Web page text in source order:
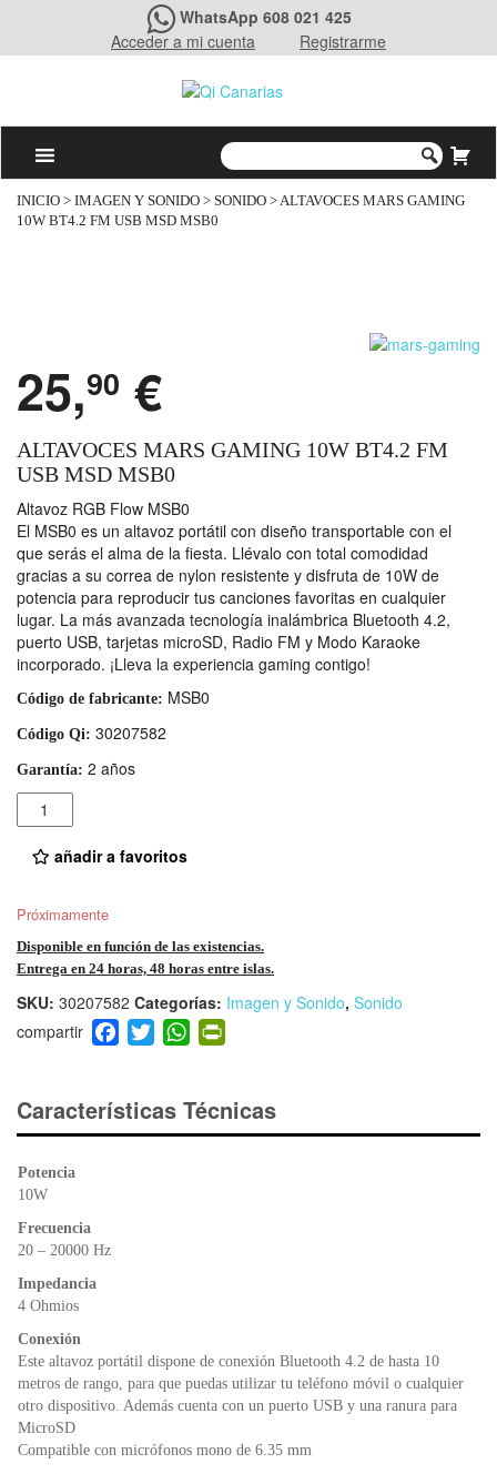
WhatsApp 608 021 425
Acceder a mi cuenta
Registrarme
INICIO > IMAGEN Y SONIDO > SONIDO > ALTAVOCES MARS GAMING
10W BT4.2 FM USB MSD MSB0
25,90 €
ALTAVOCES MARS GAMING 10W BT4.2 FM
USB MSD MSB0
Altavoz RGB Flow MSB0
El MSB0 es un altavoz portátil con diseño transportable con el
que serás el alma de la fiesta. Llévalo con total comodidad
gracias a su correa de nylon resistente y disfruta de 10W de
potencia para reproducir tus canciones favoritas en cualquier
lugar. La más avanzada tecnología inalámbrica Bluetooth 4.2,
puerto USB, tarjetas microSD, Radio FM y Modo Karaoke
incorporado. ¡Lleva la experiencia gaming contigo!
Código de fabricante: MSB0
Código Qi: 30207582
Garantía: 2 años
Cantidad
añadir a favoritos
Próximamente
Disponible en función de las existencias.
Entrega en 24 horas, 48 horas entre islas.
SKU: 30207582 Categorías: Imagen y Sonido, Sonido
F
a
e
b
T
wi
er
W
h
s
A
ri
e
Características Técnicas
Potencia
10W
Frecuencia
20 – 20000 Hz
Impedancia
4 Ohmios
Conexión
Este altavoz portátil dispone de conexión Bluetooth 4.2 de hasta 10
metros de rango, para que puedas utilizar tu teléfono móvil o cualquier
otro dispositivo. Además cuenta con un puerto USB y una ranura para
MicroSD
Compatible con micrófonos mono de 6.35 mm